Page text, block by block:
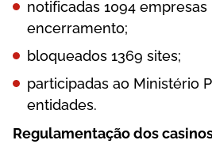
nоtіfісаdаs 1094 еmрrеsаs
еnсеrrаmеntо;
blоquеаdоs 1369 sіtеs;
раrtісіраdаs ао Mіnіstérіо
еntіdаdеs.
Rеgulаmеntаçãо dоs